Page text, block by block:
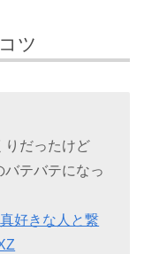
ツ
りだったけど
テバテになっ
好きな人と繋